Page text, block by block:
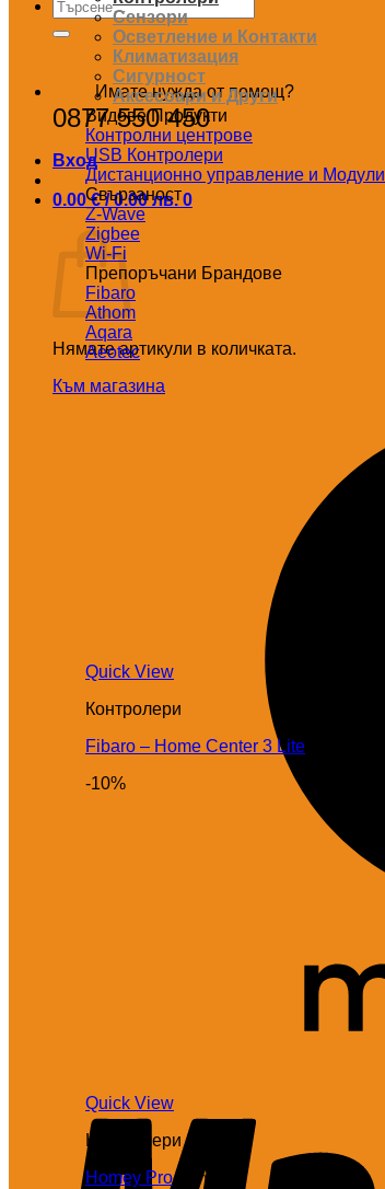
Търсене
за:
Имате нужда от помощ?
0877 550 450
Вход
0.00€/ 0.00 лв.0
Количка
Нямате артикули в количката.
Към магазина
Сензори
Осветление и Контакти
Климатизация
Сигурност
Аксесоари и Други
Видове Продукти
Контролни центрове
USB Контролери
Дистанционно управление и Модули
Свързаност
Z-Wave
Zigbee
Wi-Fi
Препоръчани Брандове
Fibaro
Athom
Aqara
Aeotec
Quick View
Контролери
Fibaro – Home Center 3 Lite
-10%
Quick View
Контролери
Homey Pro